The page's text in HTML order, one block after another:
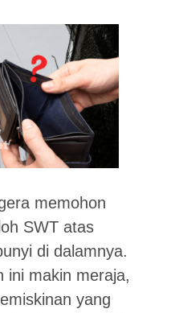
memohon
SWT atas
di dalamnya.
ini makin meraja,
yang